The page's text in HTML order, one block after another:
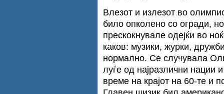
Влезот и излезот во
било опколено со огради,
прескокнувале одејќи во
каков: музики, журки,
нормално. Се случувала
луѓе од најразлични нации
време на крајот на 60-те и